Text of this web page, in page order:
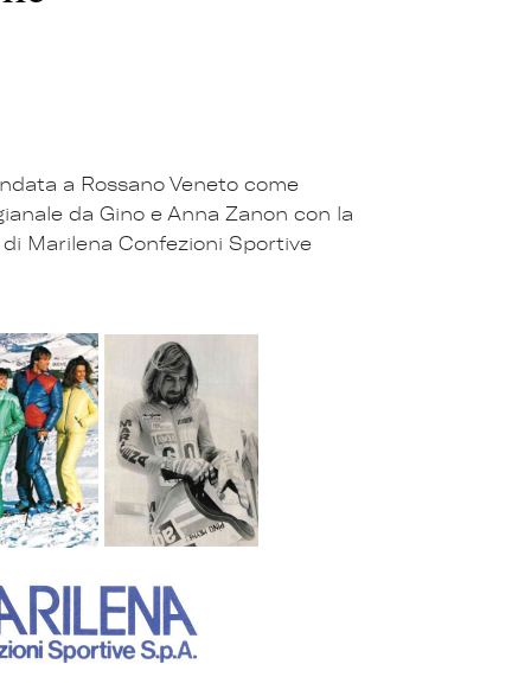
a Rossano Veneto come
da Gino e Anna Zanon con la
Marilena Confezioni Sportive